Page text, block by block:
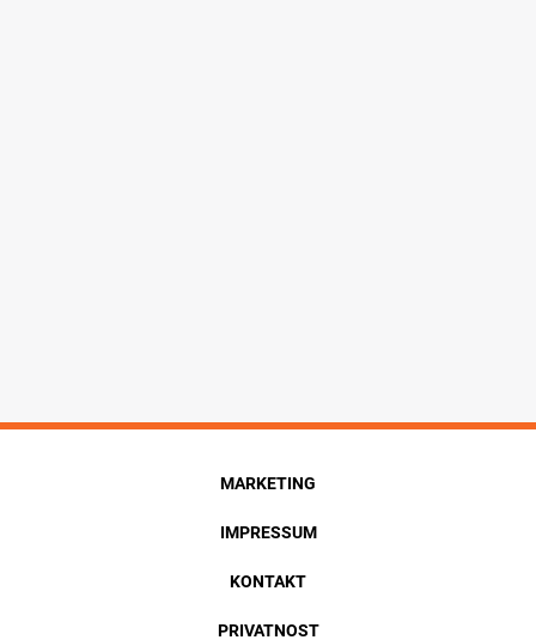
MARKETING
IMPRESSUM
KONTAKT
PRIVATNOST